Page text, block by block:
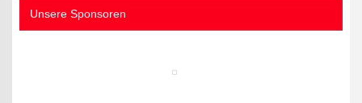
Unsere Sponsoren